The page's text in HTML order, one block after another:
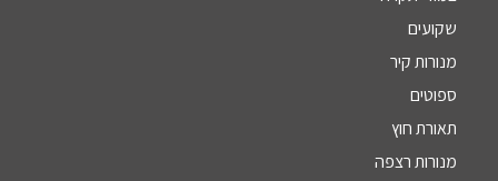
שקועים
מנורות קיר
ספוטים
תאורת חוץ
מנורות רצפה